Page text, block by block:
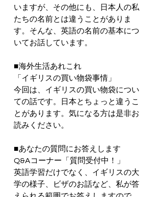
いますが、その他にも、日本人の私
たちの名前とは違うことがありま
す。そんな、英語の名前の基本につ
いてお話しています。
■海外生活あれこれ
「イギリスの買い物袋事情」
今回は、イギリスの買い物袋につい
ての話です。日本とちょっと違うこ
とがあります。気になる方は是非お
読みください。
■あなたの質問にお答えします
Q&Aコーナー「質問受付中！」
英語学習だけでなく、イギリスの大
学の様子、ビザのお話など、私が答